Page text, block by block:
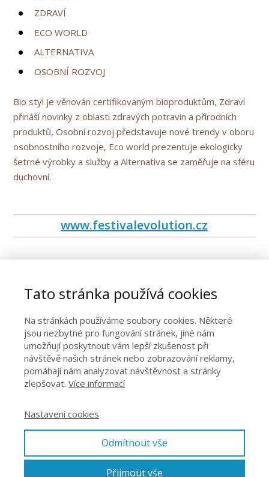
ZDRAVÍ
ECO WORLD
ALTERNATIVA
OSOBNÍ ROZVOJ
Bio styl je věnován certifikovaným bioproduktům, Zdraví
přináší novinky z oblasti zdravých potravin a přírodních
produktů, Osobní rozvoj představuje nové trendy v oboru
osobnostního rozvoje, Eco world prezentuje ekologicky
šetrné výrobky a služby a Alternativa se zaměřuje na sféru
duchovní.
www.festivalevolution.cz
Tato stránka používá cookies
Na stránkách používáme soubory cookies. Některé
jsou nezbytné pro fungování stránek, jiné nám
umožňují poskytnout vám lepší zkušenost při
návštěvě našich stránek nebo zobrazování reklamy,
pomáhají nám analyzovat návštěvnost a stránky
zlepšovat. Více informací
Nastavení cookies
Odmítnout vše
Přijmout vše